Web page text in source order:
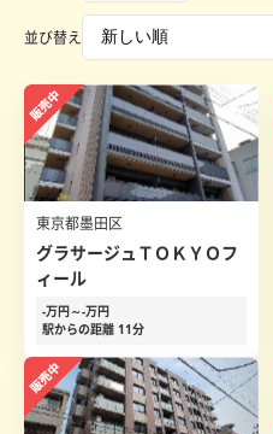
並び替え
東京都墨田区
グラサージュＴＯＫＹＯフ
ィール
-万円～-万円
駅からの距離 11分